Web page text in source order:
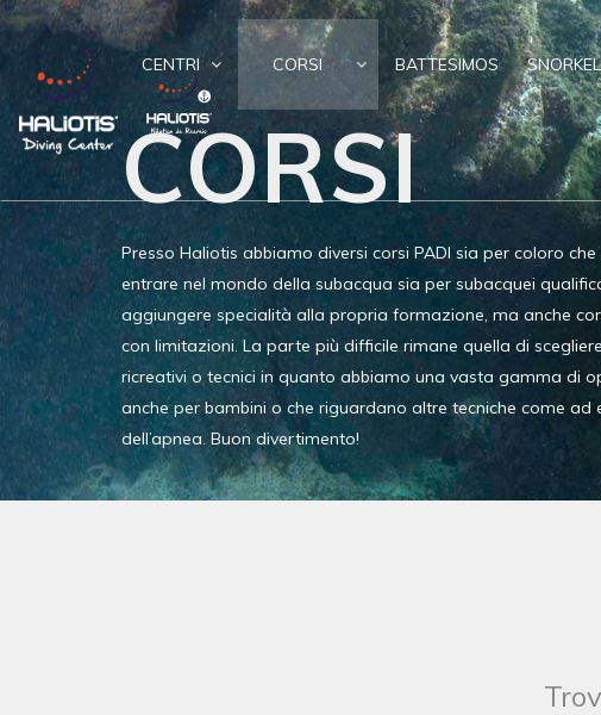
CENTRI CORSI BATTESIMOS
CORSI
Presso Haliotis abbiamo diversi corsi PADI sia per coloro
entrare nel mondo della subacqua sia per subacquei
aggiungere specialità alla propria formazione, ma anche
con limitazioni. La parte più difficile rimane quella di
ricreativi o tecnici in quanto abbiamo una vasta gamma di
anche per bambini o che riguardano altre tecniche come ad
dell’apnea. Buon divertimento!